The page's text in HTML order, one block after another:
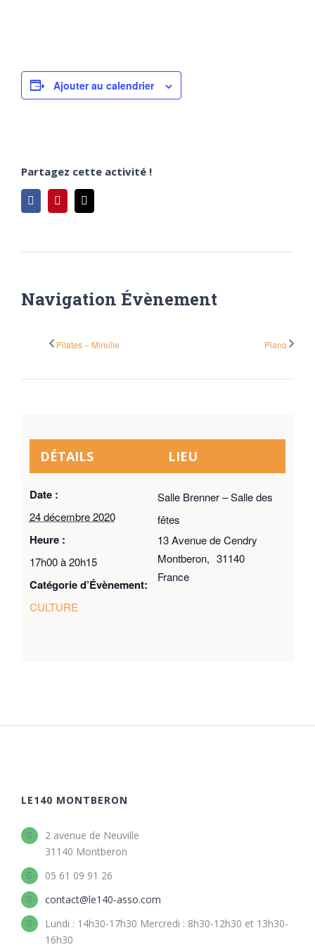
Ajouter au calendrier
Partagez cette activité !
FacebookPinterest
Navigation Évènement
Pilates – Mireille Piano
DÉTAILS
Date :
24 décembre 2020
Heure :
17h00 à 20h15
Catégorie d’Évènement:
CULTURE
LIEU
Salle Brenner – Salle des
fêtes
13 Avenue de Cendry
Montberon, 31140
France
LE140 MONTBERON
2 avenue de Neuville
31140 Montberon
05 61 09 91 26
contact@le140-asso.com
Lundi : 14h30-17h30 Mercredi : 8h30-12h30 et 13h30-
16h30